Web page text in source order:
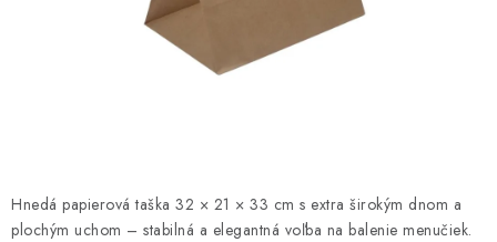
Hnedá papierová taška 32 × 21 × 33 cm s extra širokým dnom a
plochým uchom – stabilná a elegantná voľba na balenie menučiek.